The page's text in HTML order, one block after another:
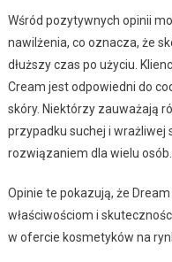
Wśród pozytywnych opinii
nawilżenia, co oznacza, że
dłuższy czas po użyciu.
Cream jest odpowiedni do
skóry. Niektórzy zauważają
przypadku suchej i wrażliwej
rozwiązaniem dla wielu osób.
Opinie te pokazują, że
właściwościom i
w ofercie kosmetyków na